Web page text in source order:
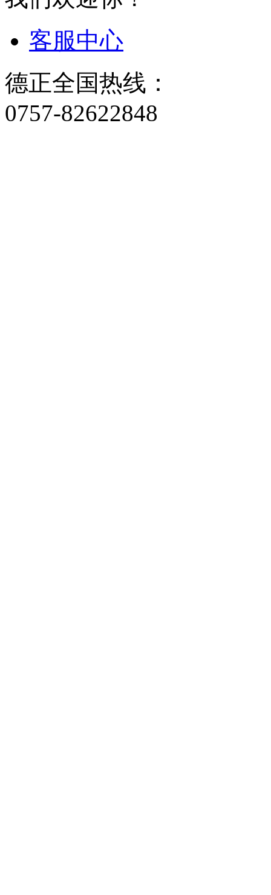
客服中心
德正全国热线：
0757-82622848